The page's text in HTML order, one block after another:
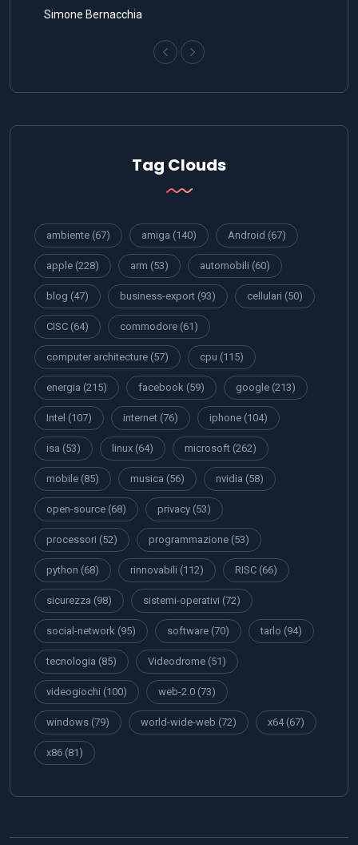
Simone Bernacchia
Tag Clouds
ambiente (67) amiga (140) Android (67)
apple (228) arm (53) automobili (60)
blog (47) business-export (93) cellulari (50)
CISC (64) commodore (61)
computer architecture (57) cpu (115)
energia (215) facebook (59) google (213)
Intel (107) internet (76) iphone (104)
isa (53) linux (64) microsoft (262)
mobile (85) musica (56) nvidia (58)
open-source (68) privacy (53)
processori (52) programmazione (53)
python (68) rinnovabili (112) RISC (66)
sicurezza (98) sistemi-operativi (72)
social-network (95) software (70) tarlo (94)
tecnologia (85) Videodrome (51)
videogiochi (100) web-2.0 (73)
windows (79) world-wide-web (72) x64(67)
x86 (81)